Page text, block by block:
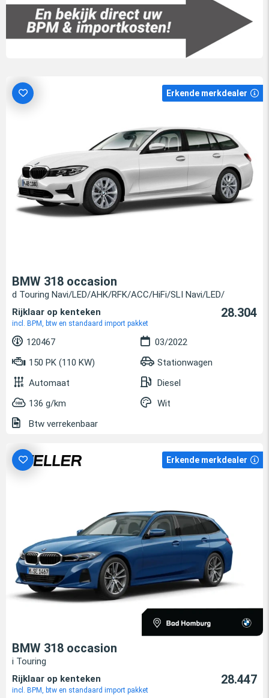
Erkende merkdealer
BMW 318 occasion
d Touring Navi/LED/AHK/RFK/ACC/HiFi/SLI Navi/LED/
Rijklaar op kenteken
incl. BPM, btw en standaard import pakket
28.304
120467
03/2022
150 PK (110 KW)
Stationwagen
Automaat
Diesel
136 g/km
Wit
Btw verrekenbaar
Erkende merkdealer
BMW 318 occasion
i Touring
Rijklaar op kenteken
incl. BPM, btw en standaard import pakket
28.447